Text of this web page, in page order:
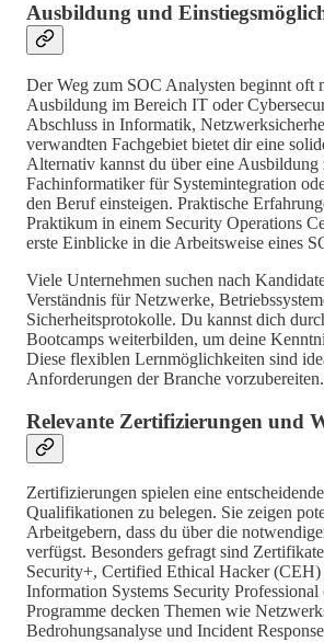
Ausbildung und
Der Weg zum SOC Analysten beginnt oft
Ausbildung im Bereich IT oder
Abschluss in Informatik,
verwandten Fachgebiet bietet dir eine
Alternativ kannst du über eine Ausbildung
Fachinformatiker für Systemintegration
den Beruf einsteigen. Praktische
Praktikum in einem Security Operations
erste Einblicke in die Arbeitsweise eines
Viele Unternehmen suchen nach
Verständnis für Netzwerke,
Sicherheitsprotokolle. Du kannst dich
Bootcamps weiterbilden, um deine
Diese flexiblen Lernmöglichkeiten sind
Anforderungen der Branche vorzubereiten.
Relevante Zertifizierungen und
Zertifizierungen spielen eine
Qualifikationen zu belegen. Sie zeigen
Arbeitgebern, dass du über die
verfügst. Besonders gefragt sind
Security+, Certified Ethical Hacker
Information Systems Security
Programme decken Themen wie
Bedrohungsanalyse und Incident